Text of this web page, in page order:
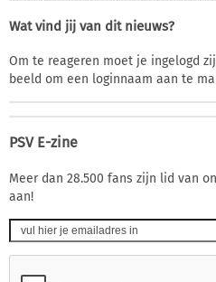
Wat vind jij van dit nieuws?
Om te reageren moet je ingelogd
beeld om een loginnaam aan te
PSV E-zine
Meer dan 28.500 fans zijn lid van
aan!